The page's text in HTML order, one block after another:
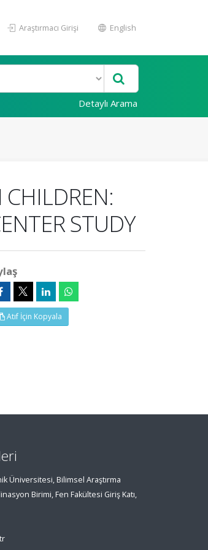
Araştırmacı Girişi English
Detaylı Arama
STUDY
Atıf İçin Kopyala
Üniversitesi, Bilimsel Araştırma
Birimi, Fen Fakültesi Giriş Katı,